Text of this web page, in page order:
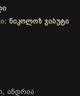
ნიკოლოზ ჯიბუტი
ანდრია